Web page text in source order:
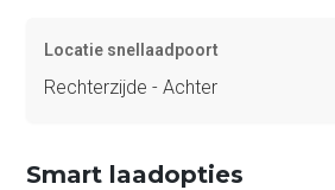
Locatie snellaadpoort
Rechterzijde - Achter
Smart laadopties